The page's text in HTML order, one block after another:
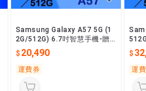
Samsung Galaxy A57 5G (1
2G/512G) 6.7吋智慧手機-贈
空壓殼+鋼化保貼+其他好禮
20,490
運費券
保貼
+噴
運